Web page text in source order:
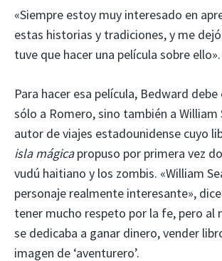
«Siempre estoy muy interesado en
estas historias y tradiciones, y me
tuve que hacer una película sobre ello».
Para hacer esa película, Bedward
sólo a Romero, sino también a William
autor de viajes estadounidense cuyo
isla mágicapropuso por primera vez
vudú haitiano y los zombis. «William
personaje realmente interesante»,
tener mucho respeto por la fe, pero al
se dedicaba a ganar dinero, vender
imagen de ‘aventurero’.